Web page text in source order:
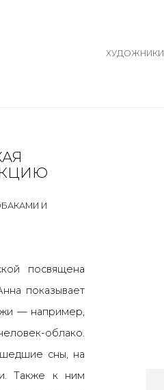
ХУДОЖНИКИ
И
посвящена
показывает
— например,
облако.
сны, на
Также к ним